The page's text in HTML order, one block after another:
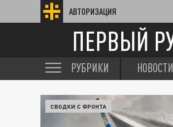
АВТОРИЗАЦИЯ
ПЕРВЫЙ
РУБРИКИ НОВОСТИ
СВОДКИ С ФРОНТА